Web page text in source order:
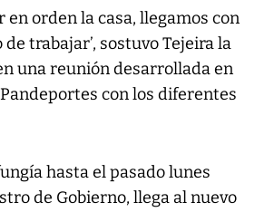
en orden la casa, llegamos con
trabajar’, sostuvo Tejeira la
una reunión desarrollada en
con los diferentes
hasta el pasado lunes
de Gobierno, llega al nuevo